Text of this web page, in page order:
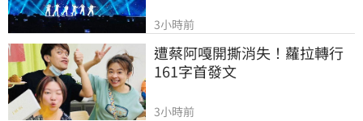
3小時前
遭蔡阿嘎開撕消失！蘿拉轉行
161字首發文
3小時前